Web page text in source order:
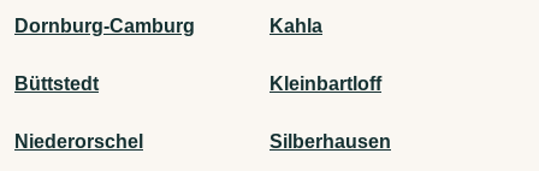
Dornburg-Camburg Kahla
Büttstedt Kleinbartloff
Niederorschel Silberhausen